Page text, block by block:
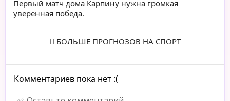
Первый матч дома Карпину нужна громкая
уверенная победа.
БОЛЬШЕ ПРОГНОЗОВ НА СПОРТ
Комментариев пока нет :(